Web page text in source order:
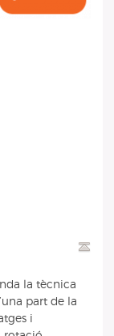
la tècnica
part de la
i